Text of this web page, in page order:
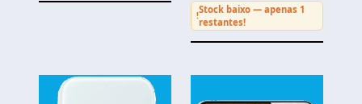
!
Stock baixo — apenas 1
restantes!